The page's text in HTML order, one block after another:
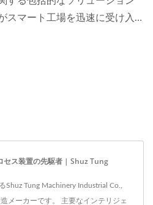
スマート工場を迅速に受け入
セス装置の先駆者 | Shuz Tung
Tung Machinery Industrial Co.,
メーカーです。 主要なインテリジェ